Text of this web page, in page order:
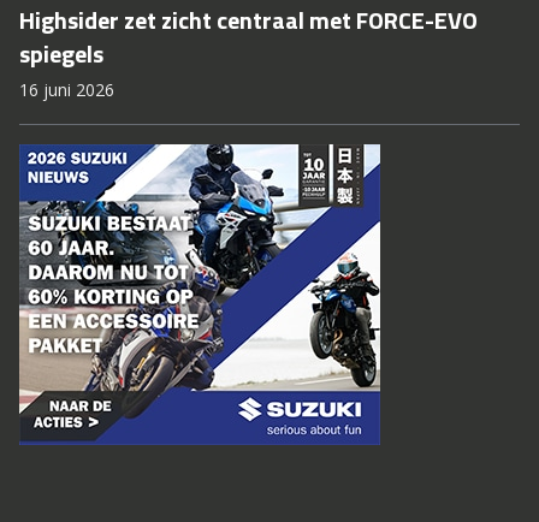
Highsider zet zicht centraal met FORCE-EVO
spiegels
16 juni 2026